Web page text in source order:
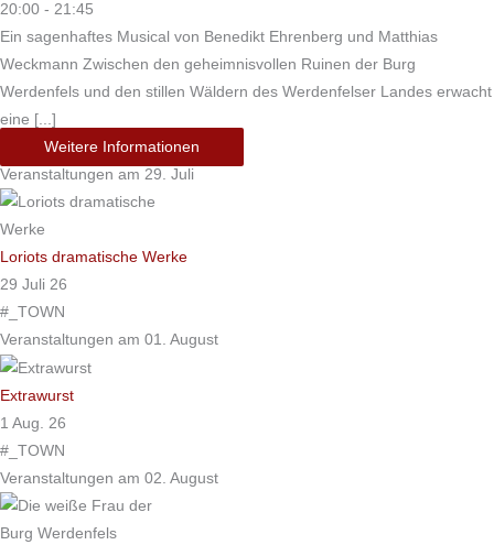
20:00 - 21:45
Ein sagenhaftes Musical von Benedikt Ehrenberg und Matthias
Weckmann Zwischen den geheimnisvollen Ruinen der Burg
Werdenfels und den stillen Wäldern des Werdenfelser Landes erwacht
eine [...]
Weitere Informationen
Veranstaltungen am 29. Juli
Loriots dramatische Werke
29 Juli 26
#_TOWN
Veranstaltungen am 01. August
Extrawurst
1 Aug. 26
#_TOWN
Veranstaltungen am 02. August